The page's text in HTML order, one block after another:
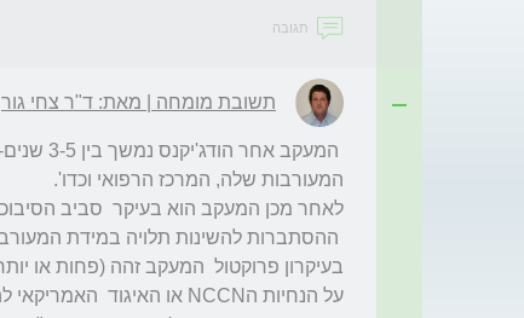
תגובה
תשובת מומחה | מאת: ד"ר צחי גור